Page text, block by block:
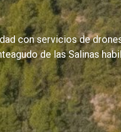
con servicios de
de las Salinas